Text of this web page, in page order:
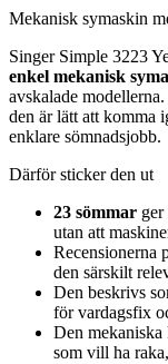
Mekanisk symaskin
Singer Simple 3223
enkel mekanisk
avskalade
den är lätt att komma
enklare sömnadsjobb.
Därför sticker den ut
23 sömmar
utan att
Recensionerna
den särskilt
Den beskrivs
för vardagsfix
Den mekaniska
som vill ha